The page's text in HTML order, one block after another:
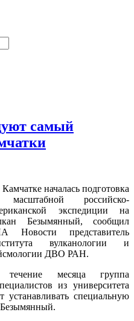
самый
началась подготовка
российско-
экспедиции на
Безымянный, сообщил
Новости представитель
вулканологии и
ДВО РАН.
месяца группа
из университета
специальную
Безымянный.